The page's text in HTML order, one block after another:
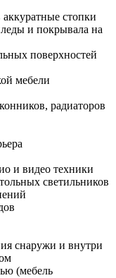
стопки
и покрывала на
поверхностей
мебели
радиаторов
и видео техники
светильников
снаружи и внутри
(мебель